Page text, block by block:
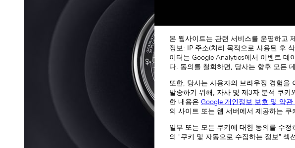
본 웹사이트는 관련 서비스를 운영하고
정보: IP 주소(처리 목적으로 사용된 후
이터는 Google Analytics에서 이벤트 데
다. 동의를 철회하면, 당사는 향후 모든
또한, 당사는 사용자의 브라우징 경험을
발송하기 위해, 자사 및 제3자 분석 쿠키
한 내용은 Google 개인정보 보호 및 약관
의 사이트 또는 웹 서버에서 제공하는
일부 또는 모든 쿠키에 대한 동의를 수
의 "쿠키 및 자동으로 수집하는 정보" 섹